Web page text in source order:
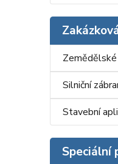
Zemědělské
Silniční
Stavební
Speciální